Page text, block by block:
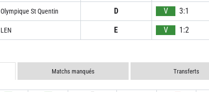
Olympique St Quentin D V 3:1
LEN E V 1:2
Matchs manqués Transferts